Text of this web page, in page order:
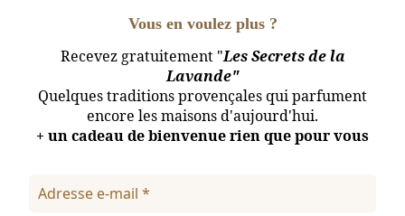
Vous en voulez plus ?
Recevez gratuitement "Les Secrets de la
Lavande"
Quelques traditions provençales qui parfument
encore les maisons d'aujourd'hui.
+ un cadeau de bienvenue rien que pour vous